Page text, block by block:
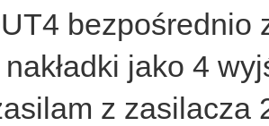
bezpośrednio
jako 4
z